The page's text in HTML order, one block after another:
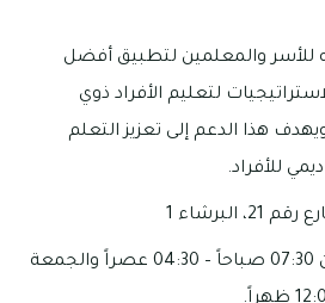
للأسر والمعلمين لتطبيق أفضل
لتعليم الأفراد ذوي
هذا الدعم إلى تعزيز التعلم
للأفراد.
تبدأ أوقات العمل من 07:30 صباحاً – 04:30 عصراً والجمعة